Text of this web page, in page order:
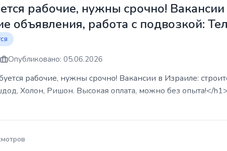
рабочие, нужны срочно!
объявления, работа с подвозкой:
Опубликовано: 05.06.2026
рабочие, нужны срочно! Вакансии в Израиле:
Холон, Ришон. Высокая оплата, можно без опыта!</